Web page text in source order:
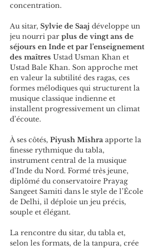
concentration.
Au sitar, Sylvie de Saaj développe un
jeu nourri par plus de vingt ans de
séjours en Inde et par l’enseignement
des maîtres Ustad Usman Khan et
Ustad Bale Khan. Son approche met
en valeur la subtilité des ragas, ces
formes mélodiques qui structurent la
musique classique indienne et
installent progressivement un climat
d’écoute.
À ses côtés, Piyush Mishra apporte la
finesse rythmique du tabla,
instrument central de la musique
d’Inde du Nord. Formé très jeune,
diplômé du conservatoire Prayag
Sangeet Samiti dans le style de l’École
de Delhi, il déploie un jeu précis,
souple et élégant.
La rencontre du sitar, du tabla et,
selon les formats, de la tanpura, crée